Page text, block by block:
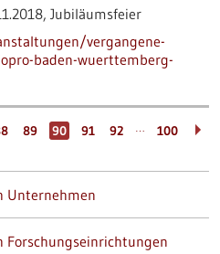
Jubiläumsfeier
vergangene-
baden-wuerttemberg-
89 90 91 92 … 100
Unternehmen
Forschungseinrichtungen